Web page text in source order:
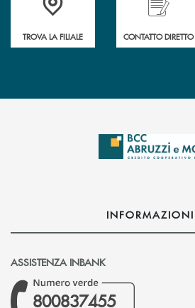
TROVA LA FILIALE CONTATTO DIRETTO
INFORMAZIONI
ASSISTENZA INBANK
800837455